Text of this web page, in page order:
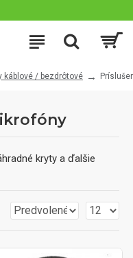
káblové / bezdrôtové
kryty a ďalšie